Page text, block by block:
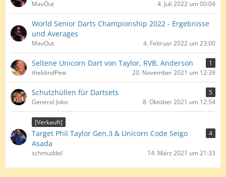
MavOut
4. Juli 2022 um 00:04
World Senior Darts Championship 2022 - Ergebnisse
und Averages
MavOut 4. Februar 2022 um 23:00
Seltene Unicorn Dart von Taylor, RVB, Anderson
1
theblindPew
20. November 2021 um 12:39
Schutzhüllen für Dartsets
5
General Joko
8. Oktober 2021 um 12:54
[Verkauft]
Target Phil Taylor Gen.3 & Unicorn Code Seigo
Asada
4
schmuddel 14. März 2021 um 21:33